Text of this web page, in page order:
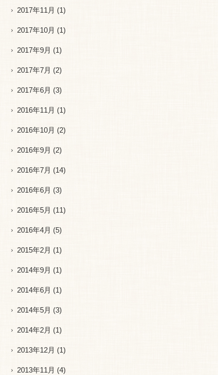
2017年11月 (1)
2017年10月 (1)
2017年9月 (1)
2017年7月 (2)
2017年6月 (3)
2016年11月 (1)
2016年10月 (2)
2016年9月 (2)
2016年7月 (14)
2016年6月 (3)
2016年5月 (11)
2016年4月 (5)
2015年2月 (1)
2014年9月 (1)
2014年6月 (1)
2014年5月 (3)
2014年2月 (1)
2013年12月 (1)
2013年11月 (4)